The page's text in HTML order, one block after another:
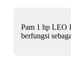
Pam 1 hp LEO
berfungsi